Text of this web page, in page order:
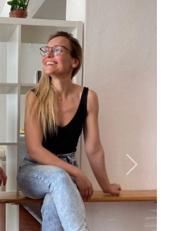
Next